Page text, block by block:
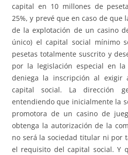
capital en 10 millones de
25%, y prevé que en caso de
de la explotación de un casino
único) el capital social mínimo
pesetas totalmente suscrito y
por la legislación especial en
deniega la inscripción al
capital social. La dirección
entendiendo que inicialmente la
promotora de un casino de
obtenga la autorización de la
no será la sociedad titular ni por
el requisito del capital social. Y